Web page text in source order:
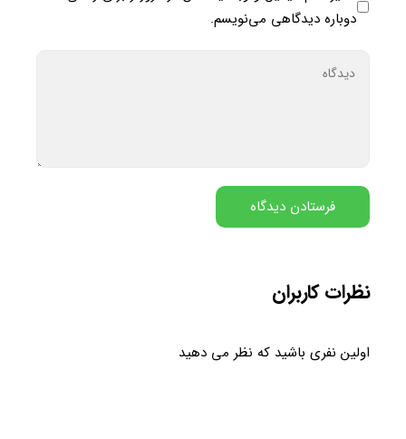
دوباره دیدگاهی می‌نویسم.
نظرات کاربران
اولین نفری باشید که نظر می دهید